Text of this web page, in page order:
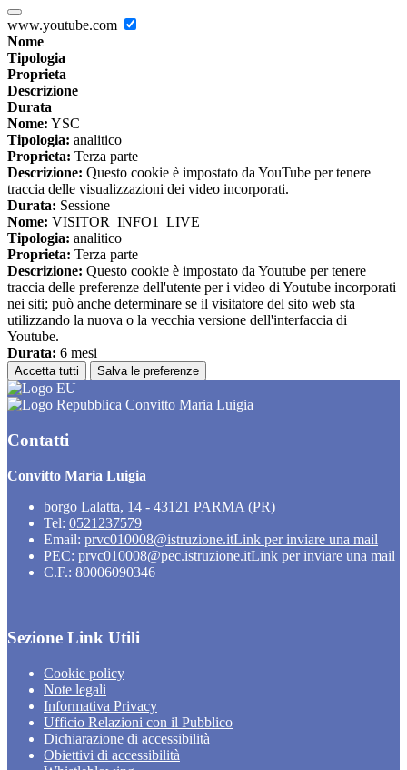
www.youtube.com
Nome
Tipologia
Proprieta
Descrizione
Durata
Nome: YSC
Tipologia: analitico
Proprieta: Terza parte
Descrizione: Questo cookie è impostato da YouTube per tenere
traccia delle visualizzazioni dei video incorporati.
Durata: Sessione
Nome: VISITOR_INFO1_LIVE
Tipologia: analitico
Proprieta: Terza parte
Descrizione: Questo cookie è impostato da Youtube per tenere
traccia delle preferenze dell'utente per i video di Youtube incorporati
nei siti; può anche determinare se il visitatore del sito web sta
utilizzando la nuova o la vecchia versione dell'interfaccia di
Youtube.
Durata: 6 mesi
Accetta tutti Salva le preferenze
Convitto Maria Luigia
Contatti
Convitto Maria Luigia
borgo Lalatta, 14 - 43121 PARMA (PR)
Tel: 0521237579
Email: prvc010008@istruzione.itLink per inviare una mail
PEC: prvc010008@pec.istruzione.itLink per inviare una mail
C.F.: 80006090346
Sezione Link Utili
Cookie policy
Note legali
Informativa Privacy
Ufficio Relazioni con il Pubblico
Dichiarazione di accessibilità
Obiettivi di accessibilità